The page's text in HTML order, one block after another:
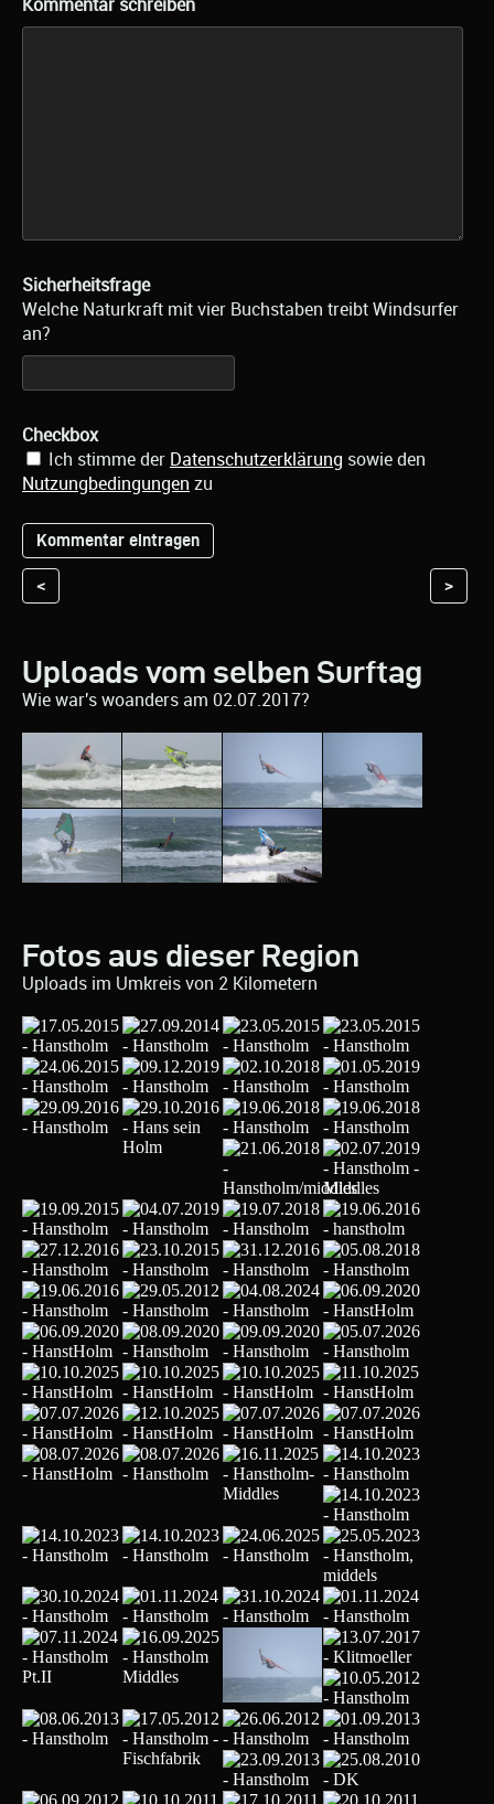
Kommentar schreiben
Sicherheitsfrage
Welche Naturkraft mit vier Buchstaben treibt Windsurfer
an?
Checkbox
Ich stimme der Datenschutzerklärung sowie den
Nutzungbedingungen zu
< >
Uploads vom selben Surftag
Wie war's woanders am 02.07.2017?
Fotos aus dieser Region
Uploads im Umkreis von 2 Kilometern